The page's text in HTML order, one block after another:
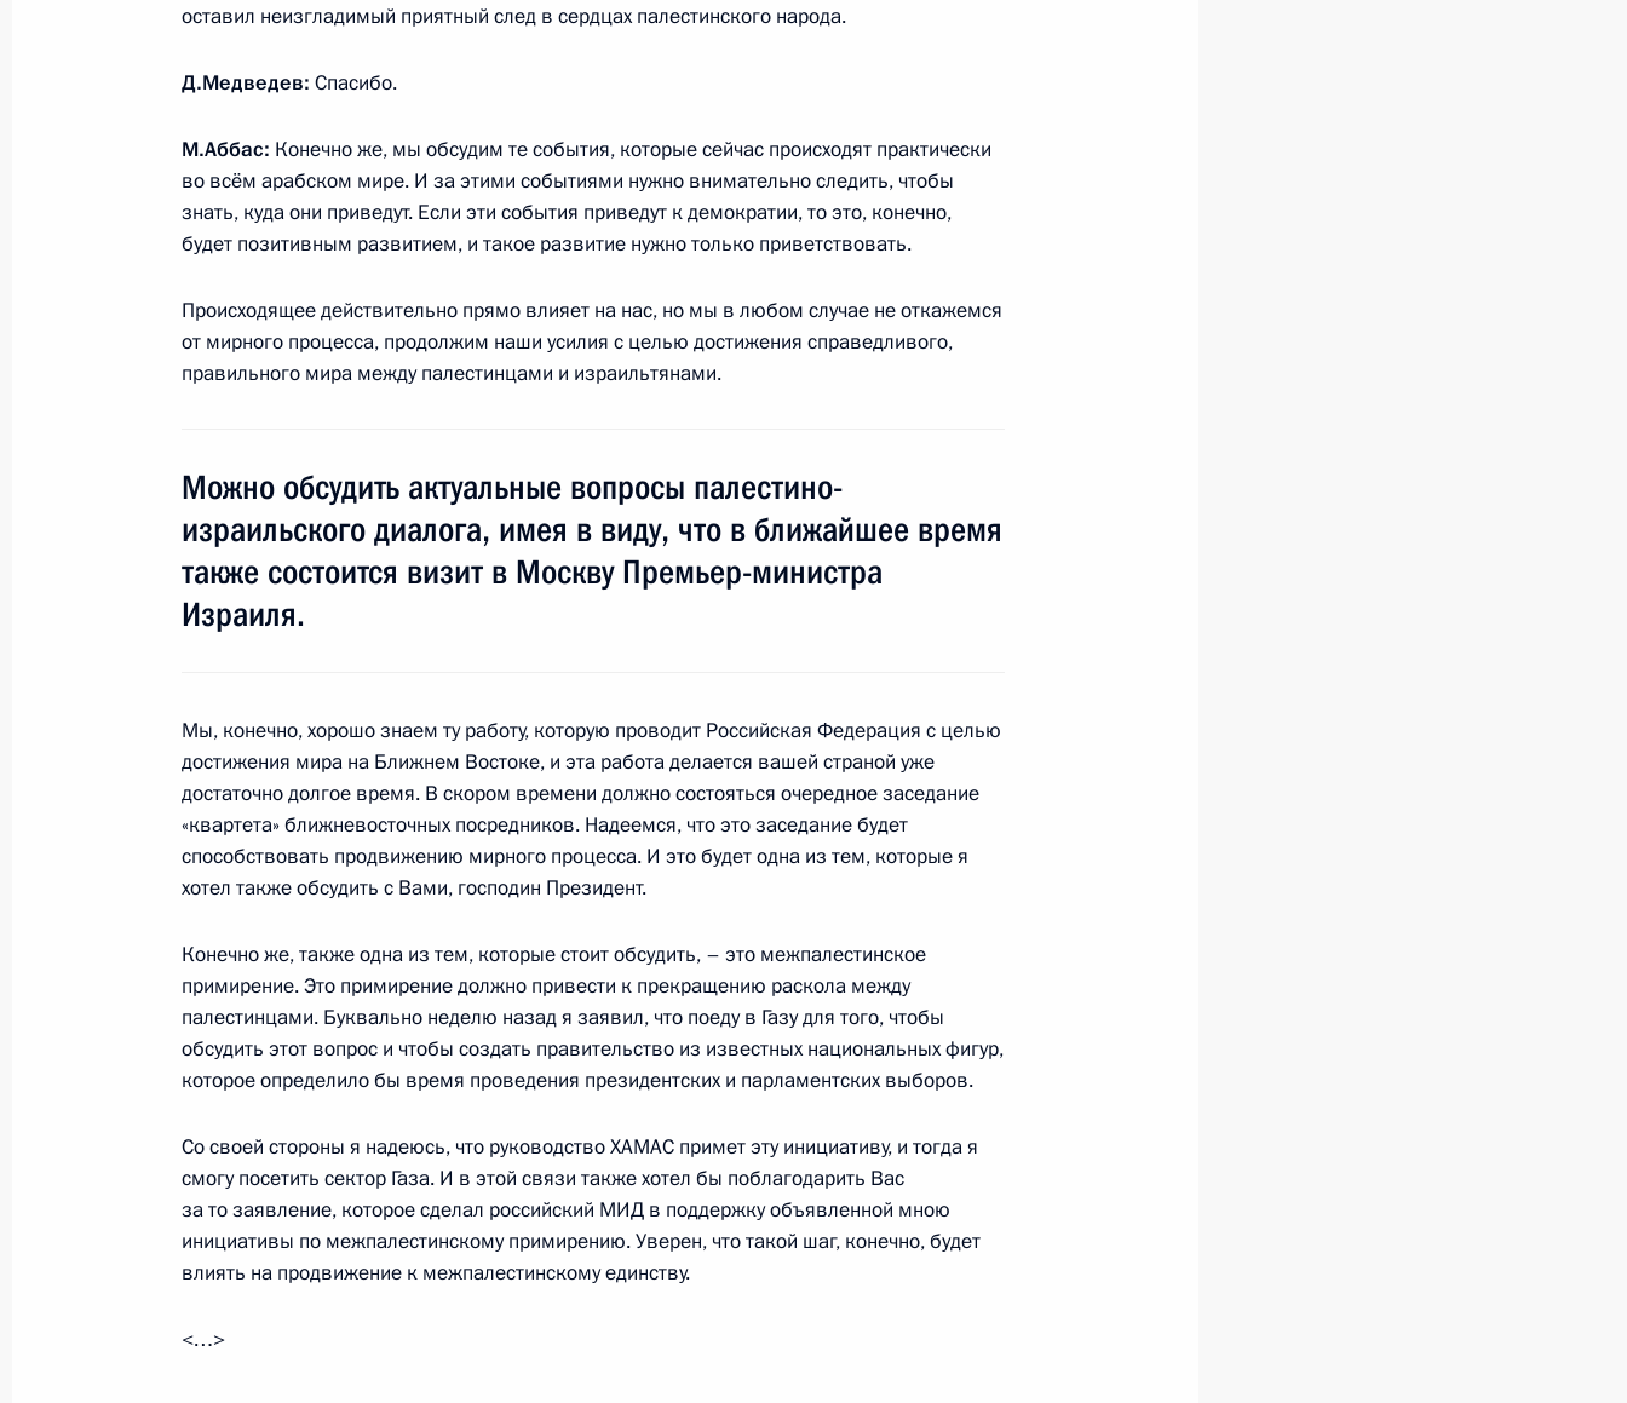
Встреча с главой Палестинской национальной администрации
Махмудом Аббасом
22 декабря 2008 года, 18:00
Дмитрий Медведев направил поздравление Президенту
администрации Махмуду Аббасу с Международным днём
солидарности с палестинским народом
Встреча с военнослужащими Военно-Морского Флота
26 июля 2026 года
Разделы сайта
Президента
России
События
Видео и фото
Документы
Контакты
Поиск
Подписаться
Справочник
Версия для людей
с ограниченными
возможностями
English
Информационные
ресурсы
Президента России
Президент России
символика
Обратиться к Президенту
Президент России —
гражданам школьного
возраста
Кремлю
Владимир Путин —
Дикая природа России
Официальные
сетевые ресурсы
Президента России
MAX
Rutube
Telegram-канал
YouTube
Правовая и
техническая
информация
данных пользователей
Написать в редакцию
оставил неизгладимый приятный след в сердцах палестинского народа.
Д.Медведев: Спасибо.
М.Аббас: Конечно же, мы обсудим те события, которые сейчас происходят практически
во всём арабском мире. И за этими событиями нужно внимательно следить, чтобы
знать, куда они приведут. Если эти события приведут к демократии, то это, конечно,
будет позитивным развитием, и такое развитие нужно только приветствовать.
Происходящее действительно прямо влияет на нас, но мы в любом случае не откажемся
от мирного процесса, продолжим наши усилия с целью достижения справедливого,
правильного мира между палестинцами и израильтянами.
Можно обсудить актуальные вопросы палестино-
израильского диалога, имея в виду, что в ближайшее время
также состоится визит в Москву Премьер-министра
Израиля.
Мы, конечно, хорошо знаем ту работу, которую проводит Российская Федерация с целью
достижения мира на Ближнем Востоке, и эта работа делается вашей страной уже
достаточно долгое время. В скором времени должно состояться очередное заседание
«квартета» ближневосточных посредников. Надеемся, что это заседание будет
способствовать продвижению мирного процесса. И это будет одна из тем, которые я
хотел также обсудить с Вами, господин Президент.
Конечно же, также одна из тем, которые стоит обсудить, – это межпалестинское
примирение. Это примирение должно привести к прекращению раскола между
палестинцами. Буквально неделю назад я заявил, что поеду в Газу для того, чтобы
обсудить этот вопрос и чтобы создать правительство из известных национальных фигур,
которое определило бы время проведения президентских и парламентских выборов.
Со своей стороны я надеюсь, что руководство ХАМАС примет эту инициативу, и тогда я
смогу посетить сектор Газа. И в этой связи также хотел бы поблагодарить Вас
за то заявление, которое сделал российский МИД в поддержку объявленной мною
инициативы по межпалестинскому примирению. Уверен, что такой шаг, конечно, будет
влиять на продвижение к межпалестинскому единству.
<…>